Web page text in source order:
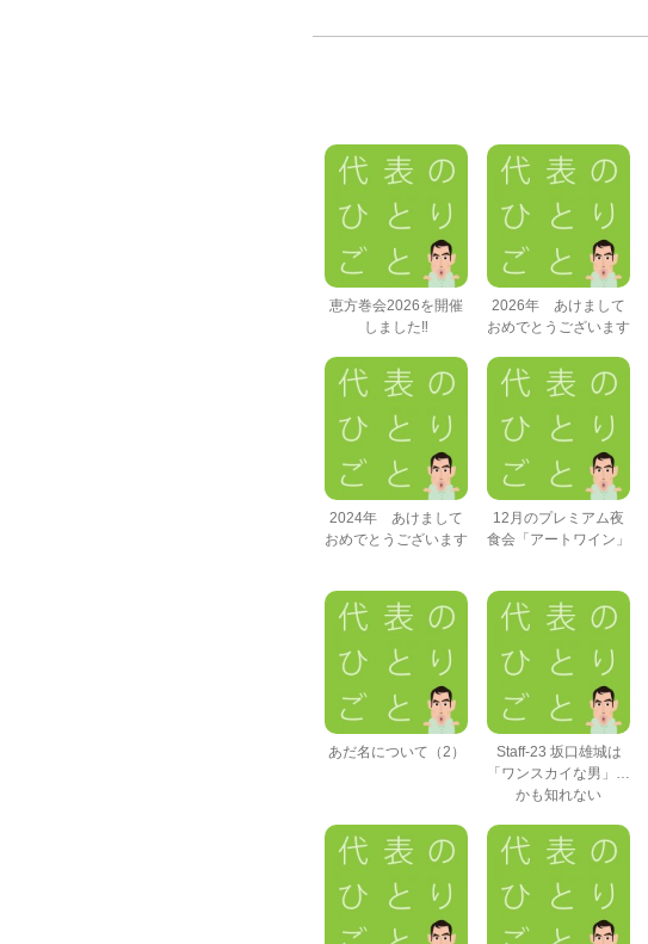
恵方巻会2026を開催
しました‼
2026年 あけまして
おめでとうございます
2024年 あけまして
おめでとうございます
12月のプレミアム夜
食会「アートワイン」
あだ名について（2）
Staff-23 坂口雄城は
「ワンスカイな男」…
かも知れない